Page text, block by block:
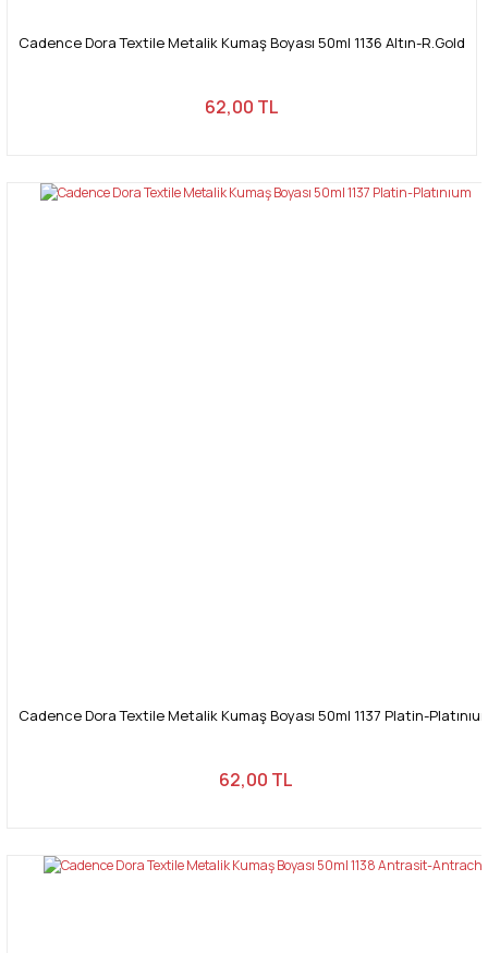
Cadence Dora Textile Metalik Kumaş Boyası 50ml 1136 Altın-R.Gold
62,00 TL
Cadence Dora Textile Metalik Kumaş Boyası 50ml 1137 Platin-
62,00 TL